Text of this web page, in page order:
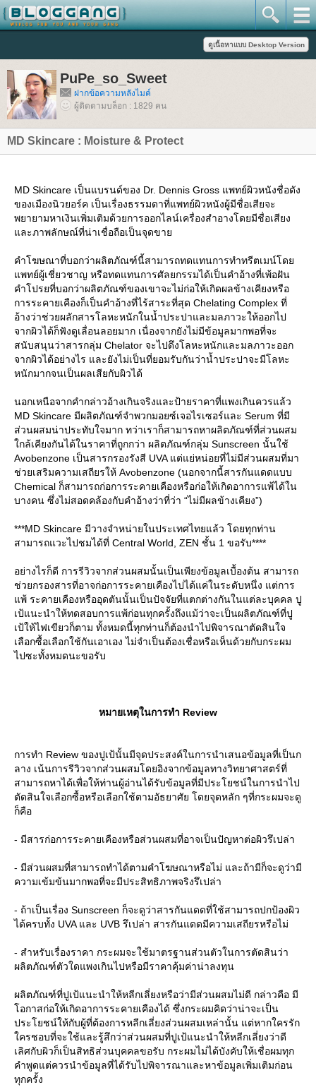
PuPe_so_Sweet
ฝากข้อความหลังไมค์
ผู้ติดตามบล็อก : 1829 คน
MD Skincare : Moisture & Protect
MD Skincare เป็นแบรนด์ของ Dr. Dennis Gross แพทย์ผิวหนังชื่อดัง
ของเมืองนิวยอร์ค เป็นเรื่องธรรมดาที่แพทย์ผิวหนังผู้มีชื่อเสียจะ
พยายามหาเงินเพิ่มเติมด้วยการออกไลน์เครื่องสำอางโดยมีชื่อเสียง
ละภาพลักษณ์ที่น่าเชื่อถือเป็นจุดขา
คำโฆษณาที่บอกว่าผลิตภัณฑ์นี้สามารถทดแทนการทำทรีตเมน์โด
พทย์ผู้เชี่ยวชาญ หรือทดแทนการศัลยกรรมได้เป็นคำอ้างที่เพ้อฝัน
คำโปรยที่บอกว่าผลิตภัณฑ์ของเขาจะไม่ก่อให้เกิดผลข้างเคียงหรือ
การระคายเคืองก็เป็นคำอ้างที่ไร้สาระที่สุด Chelating Complex ที่
อ้างว่าช่วยผลักสารโลหะหนักในน้ำประปาและมลภาวะให้ออกไป
จากผิวได้ก็ฟังดูเลื่อนลอยมาก เนื่องจากยังไม่มีข้อมูลมากพอที่จะ
สนับสนุนว่าสารกลุ่ม Chelator จะไปดึงโลหะหนักและมลภาวะออก
จากผิวได้อย่างไร และยังไม่เป็นที่ยอมรับกันว่าน้ำประปาจะมีโลหะ
หนักมากจนเป็นผลเสียกับผิวได้
นอกเหนือจากคำกล่าวอ้างเกินจริงและป้ายราคาที่แพงเกินควรแล้ว
MD Skincare มีผลิตภัณฑ์จำพวกมอยซ์เจอไรเซอร์และ Serum ที่มี
ส่วนผสมน่าประทับใจมาก ทว่าเราก็สามารถหาผลิตภัณฑ์ที่ส่วนผสม
กล้เคียงกันได้ในราคาที่ถูกกว่า ผลิตภัณฑ์กลุ่ม Sunscreen นั้นใช้
Avobenzone เป็นสารกรองรังสี UVA แต่แย่หน่อยที่ไม่มีส่วนผสมที่มา
ช่วยเสริมความเสถียรให้ Avobenzone (นอกจากนี้สารกันแดดแบบ
Chemical ก็สามารถก่อการระคายเคืองหรือก่อให้เกิดอาการแพ้ได้ใน
บางคน ซึ่งไม่สอดคล้องกับคำอ้างว่าที่ว่า “ไม่มีผลข้างเคียง”)
***MD Skincare มีวางจำหน่ายในประเทศไทยแล้ว โดยทุกท่าน
สามารถแวะไปชมได้ที่ Central World, ZEN ชั้น 1 ขอรับ****
อย่างไรก็ดี การรีวิวจากส่วนผสมนั้นเป็นเพียงข้อมูลเบื้องต้น สามารถ
ช่วยกรองสารที่อาจก่อการระคายเคืองไปได้แค่ในระดับหนึ่ง แต่การ
พ้ ระคายเคืองหรืออุดตันนั้นเป็นปัจจัยที่แตกต่างกันในแต่ละบุคคล ปู
เป้แนะนำให้ทดสอบการแพ้ก่อนทุกครั้งถึงแม้ว่าจะเป็นผลิตภัณฑ์ที่ปู
เป้ให้ไฟเขียวก็ตาม ทั้งหมดนี้ทุกท่านก็ต้องนำไปพิจารณาตัดสินใจ
เลือกซื้อเลือกใช้กันเอาเอง ไม่จำเป็นต้องเชื่อหรือเห็นด้วยกับกระผม
ไปซะทั้งหมดนะขอรับ
หมายเหตุในการทำ Review
การทำ Review ของปูเป้นั้นมีจุดประสงค์ในการนำเสนอข้อมูลที่เป็นก
ลาง เน้นการรีวิวจากส่วนผสมโดยอิงจากข้อมูลทางวิทยาศาสตร์ที่
สามารถหาได้เพื่อให้ท่านผู้อ่านได้รับข้อมูลที่มีประโยชน์ในการนำไป
ตัดสินใจเลือกซื้อหรือเลือกใช้ตามอัธยาศัย โดยจุดหลัก ๆที่กระผมจะดู
ก็คือ
- มีสารก่อการระคายเคืองหรือส่วนผสมที่อาจเป็นปัญหาต่อผิวรึเปล่า
- มีส่วนผสมที่สามารถทำได้ตามคำโฆษณาหรือไม่ และถ้ามีก็จะดูว่ามี
ความเข้มข้นมากพอที่จะมีประสิทธิภาพจริงรึเปล่า
- ถ้าเป็นเรื่อง Sunscreen ก็จะดูว่าสารกันแดดที่ใช้สามารถปกป้องผิว
ได้ครบทั้ง UVA และ UVB รึเปล่า สารกันแดดมีความเสถียรหรือไม่
- สำหรับเรื่องราคา กระผมจะใช้มาตรฐานส่วนตัวในการตัดสินว่า
ผลิตภัณฑ์ตัวใดแพงเกินไปหรือมีราคาคุ้มค่าน่าลงทุน
ผลิตภัณฑ์ที่ปูเป้แนะนำให้หลีกเลี่ยงหรือว่ามีส่วนผสมไม่ดี กล่าวคือ มี
อกาสก่อให้เกิดอาการระคายเคืองได้ ซึ่งกระผมคิดว่าน่าจะเป็น
ประโยชน์ให้กับผู้ที่ต้องการหลีกเลี่ยงส่วนผสมเหล่านั้น แต่หากใครรัก
ครชอบที่จะใช้และรู้สึกว่าส่วนผสมที่ปูเป้แนะนำให้หลีกเลี่ยงว่าดี
เลิศกับผิวก็เป็นสิทธิส่วนบุคคลขอรับ กระผมไม่ได้บังคับให้เชื่อผมทุก
คำพูดแต่ควรนำข้อมูลที่ได้รับไปพิจารณาและหาข้อมูลเพิ่มเติมก่อน
ทุกครั้ง